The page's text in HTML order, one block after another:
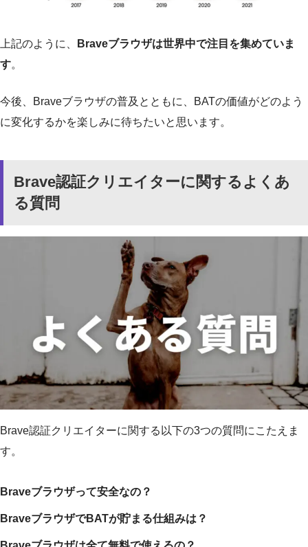
上記のように、
Braveブラウザは世界中で注目を集めていま
す。
今後、Braveブラウザの普及とともに、BATの価値がどのよう
に変化するかを楽しみに待ちたいと思います。
Brave認証クリエイターに関するよくあ
る質問
Brave認証クリエイターに関する以下の3つの質問にこたえま
す。
Braveブラウザって安全なの？
BraveブラウザでBATが貯まる仕組みは？